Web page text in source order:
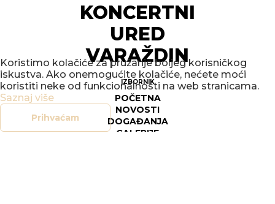
KONCERTNI
URED
VARAŽDIN
IZBORNIK
POČETNA
NOVOSTI
DOGAĐANJA
GALERIJE
Koristimo kolačiće za pružanje boljeg korisničkog
iskustva. Ako onemogućite kolačiće, nećete moći
koristiti neke od funkcionalnosti na web stranicama.
Saznaj više
Prihvaćam